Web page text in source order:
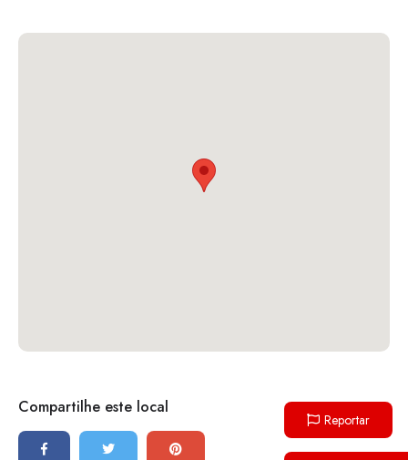
Compartilhe este local
Reportar